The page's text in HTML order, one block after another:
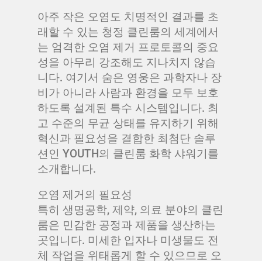
아주 작은 오염도 치명적인 결과를 초
래할 수 있는 청정 클린룸의 세계에서
는 엄격한 오염 제거 프로토콜의 중요
성을 아무리 강조해도 지나치지 않습
니다. 여기서 숨은 영웅은 과학자나 장
비가 아니라 사람과 환경을 모두 보호
하도록 설계된 특수 시스템입니다. 최
고 수준의 무균 상태를 유지하기 위해
혁신과 필요성을 결합한 최첨단 솔루
션인 YOUTH의 클린룸 화학 샤워기를
소개합니다.
오염 제거의 필요성
특히 생명공학, 제약, 의료 분야의 클린
룸은 민감한 공정과 제품을 생산하는
곳입니다. 미세한 입자나 미생물도 전
체 작업을 위태롭게 할 수 있으므로 오